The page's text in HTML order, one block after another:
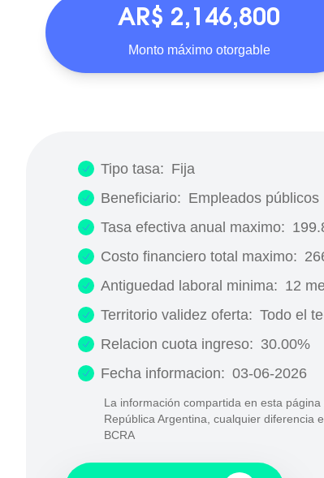
AR$ 2,146,800
Monto máximo otorgable
Tipo tasa: Fija
Beneficiario: Empleados públicos
Tasa efectiva anual maximo:
Costo financiero total maximo:
Antiguedad laboral minima: 12
Territorio validez oferta: Todo el
Relacion cuota ingreso: 30.00%
Fecha informacion: 03-06-2026
La información compartida en esta
República Argentina, cualquier diferencia
BCRA